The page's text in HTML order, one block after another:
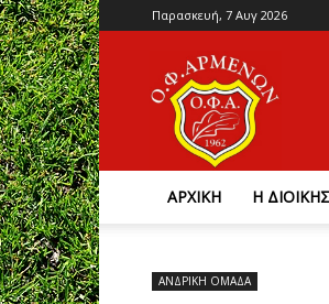
Παρασκευή, 7 Αυγ 2026
ΑΡΧΙΚΗ Η
ΑΝΔΡΙΚΗ ΟΜΑΔΑ